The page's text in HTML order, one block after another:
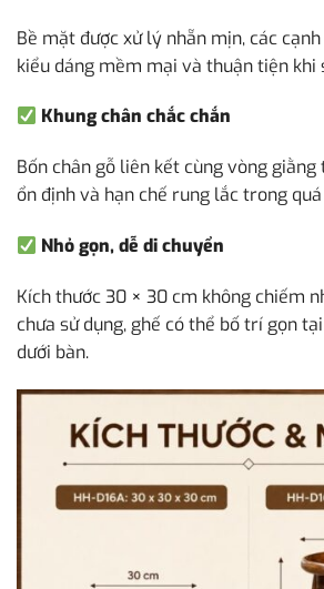
Bề mặt được xử lý nhẵn mịn, các
kiểu dáng mềm mại và thuận tiện khi
Khung chân chắc chắn
Bốn chân gỗ liên kết cùng vòng
ổn định và hạn chế rung lắc trong
Nhỏ gọn, dễ di chuyển
Kích thước 30 × 30 cm không chiếm
chưa sử dụng, ghế có thể bố trí gọn
dưới bàn.